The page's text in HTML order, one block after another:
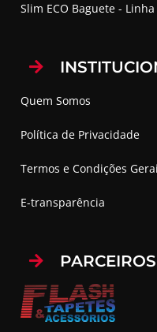
Slim ECO Baguete - Linha
Quem Somos
Política de Privacidade
Termos e Condições
E-transparência
PARCEIROS